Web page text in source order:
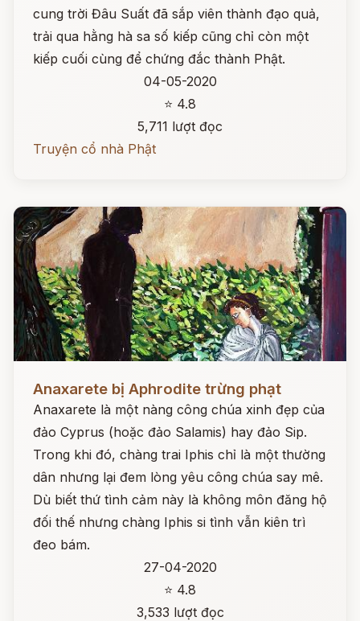
cung trời Đâu Suất đã sắp viên thành đạo quả,
trải qua hằng hà sa số kiếp cũng chỉ còn một
kiếp cuối cùng để chứng đắc thành Phật.
04-05-2020
⭐ 4.8
5,711 lượt đọc
Truyện cổ nhà Phật
Anaxarete bị Aphrodite trừng phạt
Anaxarete là một nàng công chúa xinh đẹp của
đảo Cyprus (hoặc đảo Salamis) hay đảo Sip.
Trong khi đó, chàng trai Iphis chỉ là một thường
dân nhưng lại đem lòng yêu công chúa say mê.
Dù biết thứ tình cảm này là không môn đăng hộ
đối thế nhưng chàng Iphis si tình vẫn kiên trì
đeo bám.
27-04-2020
⭐ 4.8
3,533 lượt đọc